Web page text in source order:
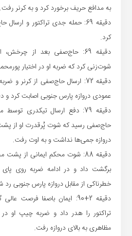
به مدافع حریف برخورد کرد و به کرنر رفت.
دقیقه 69: حمله جدی تراکتور و
کرد.
دقیقه 69: حاج‌صفی بعد از
شوت‌زنی کرد که ضربه او در اختیار
دقیقه 72: ارسال حاج‌صفی از کرنر
عمودی دروازه پارس جنوبی اصابت کرد و
دقیقه 79: دفع ارسال تیکدری
حاج‌صفی رسید که شوت پُرقدرت او از
دروازه جمی‌ها نداشت و به اوت رفت.
دقیقه 88: شوت محکم ایمانی از
برگشت داد و در ادامه ضربه روی
خطرناکی از مقابل دروازه پارس جنوبی رد
دقیقه 2+90: ایمان باصفا
تراکتور را هدر داد و ضربه چیپ او
مظاهری به بالای دروازه رفت.